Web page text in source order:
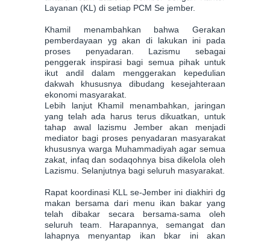
Layanan (KL) di setiap PCM Se jember.
Khamil menambahkan bahwa Gerakan
pemberdayaan yg akan di lakukan ini pada
proses penyadaran. Lazismu sebagai
penggerak inspirasi bagi semua pihak untuk
ikut andil dalam menggerakan kepedulian
dakwah khususnya dibudang kesejahteraan
ekonomi masyarakat.
Lebih lanjut Khamil menambahkan, jaringan
yang telah ada harus terus dikuatkan, untuk
tahap awal lazismu Jember akan menjadi
mediator bagi proses penyadaran masyarakat
khususnya warga Muhammadiyah agar semua
zakat, infaq dan sodaqohnya bisa dikelola oleh
Lazismu. Selanjutnya bagi seluruh masyarakat.
Rapat koordinasi KLL se-Jember ini diakhiri dg
makan bersama dari menu ikan bakar yang
telah dibakar secara bersama-sama oleh
seluruh team. Harapannya, semangat dan
lahapnya menyantap ikan bkar ini akan